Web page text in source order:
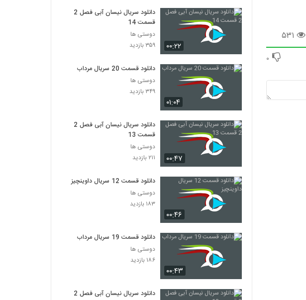
۵۳۱
۰
۰۰:۲۲
دانلود سریال نیسان آبی فصل 2
قسمت 14
دوستی ها
۳۵۹ بازدید
۰۱:۰۴
دانلود قسمت 20 سریال مرداب
دوستی ها
۳۴۹ بازدید
۰۰:۴۷
دانلود سریال نیسان آبی فصل 2
قسمت 13
دوستی ها
۲۱۱ بازدید
۰۰:۴۶
دانلود قسمت 12 سریال داوینچیز
دوستی ها
۱۸۳ بازدید
۰۰:۴۳
دانلود قسمت 19 سریال مرداب
دوستی ها
۱۸۶ بازدید
دانلود سریال نیسان آبی فصل 2